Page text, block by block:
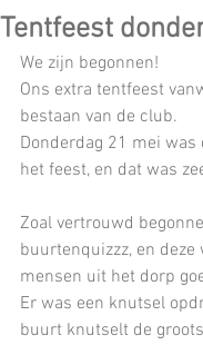
Tentfeest
We zijn begonnen!
Ons extra tentfeest
bestaan van de club.
Donderdag 21 mei was
het feest, en dat was
Zoal vertrouwd
buurtenquizzz, en deze
mensen uit het dorp
Er was een knutsel
buurt knutselt de